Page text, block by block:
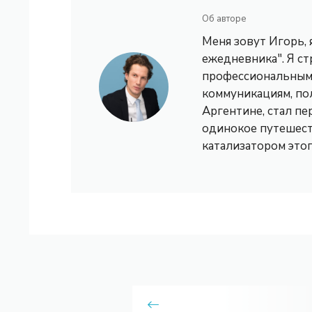
Об авторе
Меня зовут Игорь,
ежедневника". Я
коммуникациям,
Аргентине, стал
одинокое
катализатором